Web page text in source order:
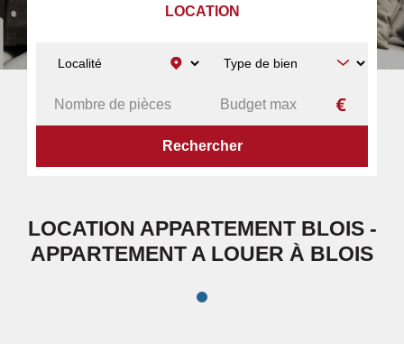
LOCATION
APPARTEMENT
LOCATION APPARTEMENT BLOIS -
APPARTEMENT A LOUER À BLOIS